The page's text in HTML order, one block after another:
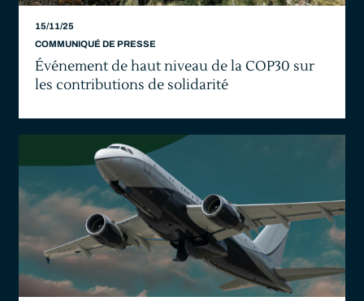
15/11/25
COMMUNIQUÉ DE PRESSE
Événement de haut niveau de la COP30 sur
les contributions de solidarité